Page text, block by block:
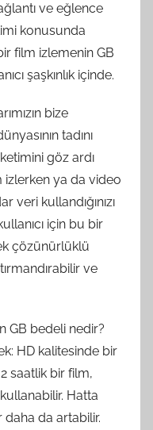
ve eğlence
konusunda
film izlemenin GB
şaşkınlık içinde.
bize
tadını
göz ardı
izlerken ya da video
veri kullandığınızı
için bu bir
çözünürlüklü
ve
GB bedeli nedir?
HD kalitesinde bir
saatlik bir film,
Hatta
da artabilir.